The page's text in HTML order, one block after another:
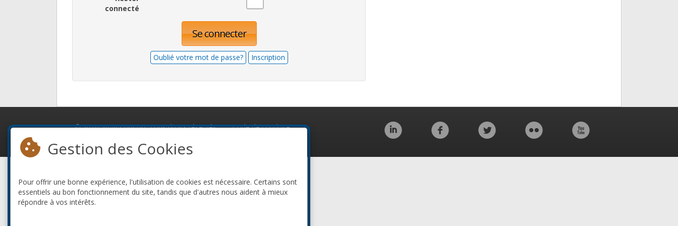
connecté
Se connecter
Oublié votre mot de passe? Inscription
© 2010-2026 ConFoo. Tous droits réservés. Code de conduite
Gestion des Cookies
Pour offrir une bonne expérience, l'utilisation de cookies est nécessaire. Certains sont
essentiels au bon fonctionnement du site, tandis que d'autres nous aident à mieux
répondre à vos intérêts.